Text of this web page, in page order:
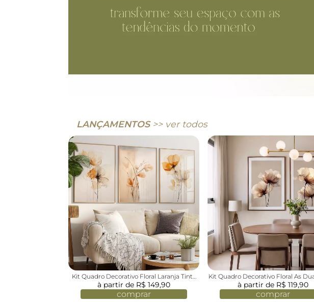
LANÇAMENTOS >> ver todos
Kit Quadro Decorativo Floral Laranja Tinta
Aquarela
à partir de R$ 149,90
comprar
Kit Quadro Decorativo Floral As
Brancas Queimadas
à partir de R$ 119,90
comprar